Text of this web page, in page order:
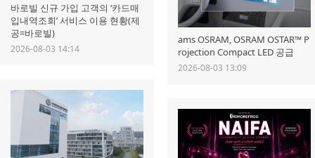
바로빌 신규 가입 고객의 ‘카드매
입내역조회’ 서비스 이용 현황(제
공=바로빌)
2026-08-03 14:14
ams OSRAM, OSRAM OSTAR™ P
rojection Compact LED 공급
2026-08-03 13:09